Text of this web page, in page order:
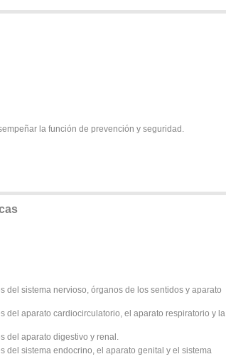
la función de prevención y seguridad.
del sistema nervioso, órganos de los sentidos y aparato
del aparato cardiocirculatorio, el aparato respiratorio y la
del aparato digestivo y renal.
del sistema endocrino, el aparato genital y el sistema